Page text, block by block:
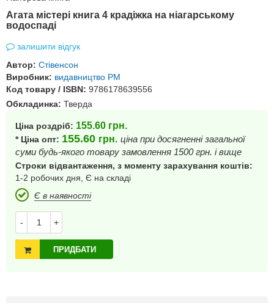
Агата містері книга 4 крадіжка на ніагарському
водоспаді
залишити відгук
Автор: Стівенсон
Виробник: видавництво РМ
Код товару / ISBN: 9786178639556
Обкладинка: Тверда
Ціна роздріб: 155.60 грн.
* Ціна опт: 155.60 грн. ціна при досягненні загальної
суми будь-якого товару замовлення 1500 грн. і вище
Строки відвантаження, з моменту зарахування коштів:
1-2 робочих дня, Є на складі
Є в наявності
- +
ПРИДБАТИ